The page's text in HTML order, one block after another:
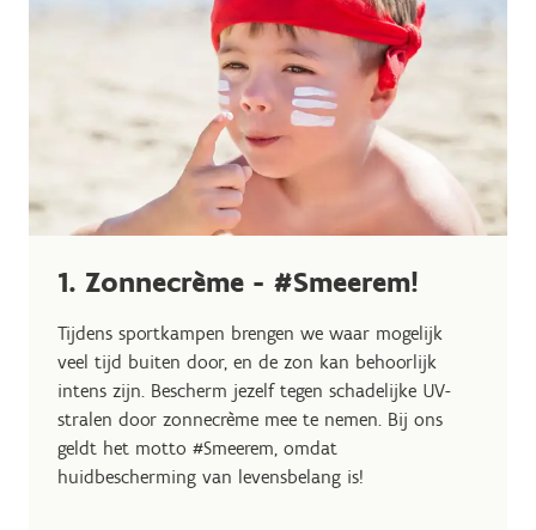
1. Zonnecrème - #Smeerem!
Tijdens sportkampen brengen we waar mogelijk
veel tijd buiten door, en de zon kan behoorlijk
intens zijn. Bescherm jezelf tegen schadelijke UV-
stralen door zonnecrème mee te nemen. Bij ons
geldt het motto #Smeerem, omdat
huidbescherming van levensbelang is!